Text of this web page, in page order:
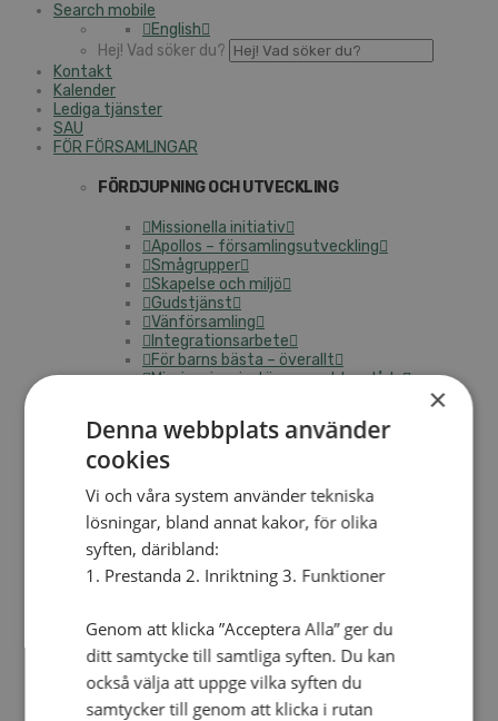
Search mobile
English
Hej! Vad söker du?
Kontakt
Kalender
Lediga tjänster
SAU
FÖR FÖRSAMLINGAR
FÖRDJUPNING OCH UTVECKLING
Missionella initiativ
Apollos – församlingsutveckling
Smågrupper
Skapelse och miljö
Gudstjänst
Vänförsamling
Integrationsarbete
För barns bästa – överallt
Missionsinspiratörens verktygslåda
Materialbank
Kyrkoavgiften
LOGGA IN
Dokumentbanken
SAMP – personalförbundet
Kontakt
Kalender
Lediga tjänster
SAU
×
Denna webbplats använder
cookies
Vi och våra system använder tekniska
lösningar, bland annat kakor, för olika
syften, däribland:
1. Prestanda 2. Inriktning 3. Funktioner
Genom att klicka ”Acceptera Alla” ger du
ditt samtycke till samtliga syften. Du kan
också välja att uppge vilka syften du
samtycker till genom att klicka i rutan